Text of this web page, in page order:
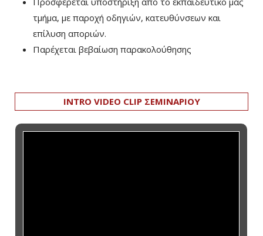
τμήμα, με παροχή οδηγιών, κατευθύνσεων και
επίλυση αποριών.
Παρέχεται βεβαίωση παρακολούθησης
INTRO VIDEO CLIP ΣΕΜΙΝΑΡΙΟΥ